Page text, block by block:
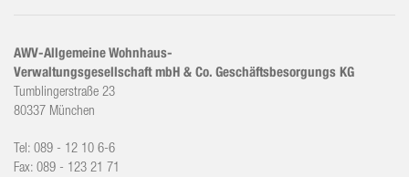
AWV-Allgemeine Wohnhaus-
Verwaltungsgesellschaft mbH & Co. Geschäftsbesorgungs KG
Tumblingerstraße 23
80337 München
Tel: 089 - 12 10 6-6
Fax: 089 - 123 21 71